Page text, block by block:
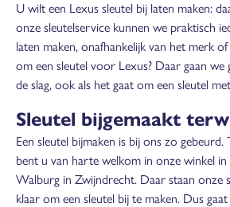
U wilt een Lexus sleutel bij laten maken:
onze sleutelservice kunnen we praktisch
laten maken, onafhankelijk van het merk
om een sleutel voor Lexus? Daar gaan we
de slag, ook als het gaat om een sleutel
Sleutel bijgemaakt
Een sleutel bijmaken is bij ons zo gebeurd.
bent u van harte welkom in onze winkel
Walburg in Zwijndrecht. Daar staan onze
klaar om een sleutel bij te maken. Dus